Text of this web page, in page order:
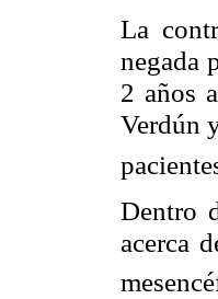
La
negada
2 años
Verdún
Dentro
acerca